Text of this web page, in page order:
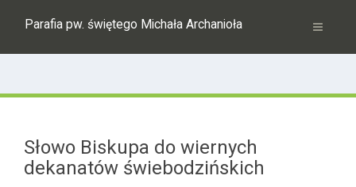
Parafia pw. świętego Michała Archanioła
Słowo Biskupa do wiernych
dekanatów świebodzińskich